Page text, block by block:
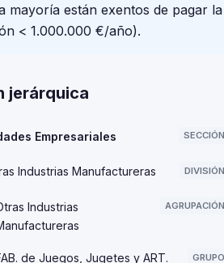
mayoría están exentos de pagar la
< 1.000.000 €/año).
jerárquica
Empresariales SECCIÓN
Industrias Manufactureras DIVISIÓN
Industrias
AGRUPACIÓN
de Juegos, Jugetes y ART.
GRUPO